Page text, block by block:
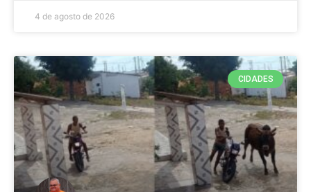
4 de agosto de 2026
CIDADES